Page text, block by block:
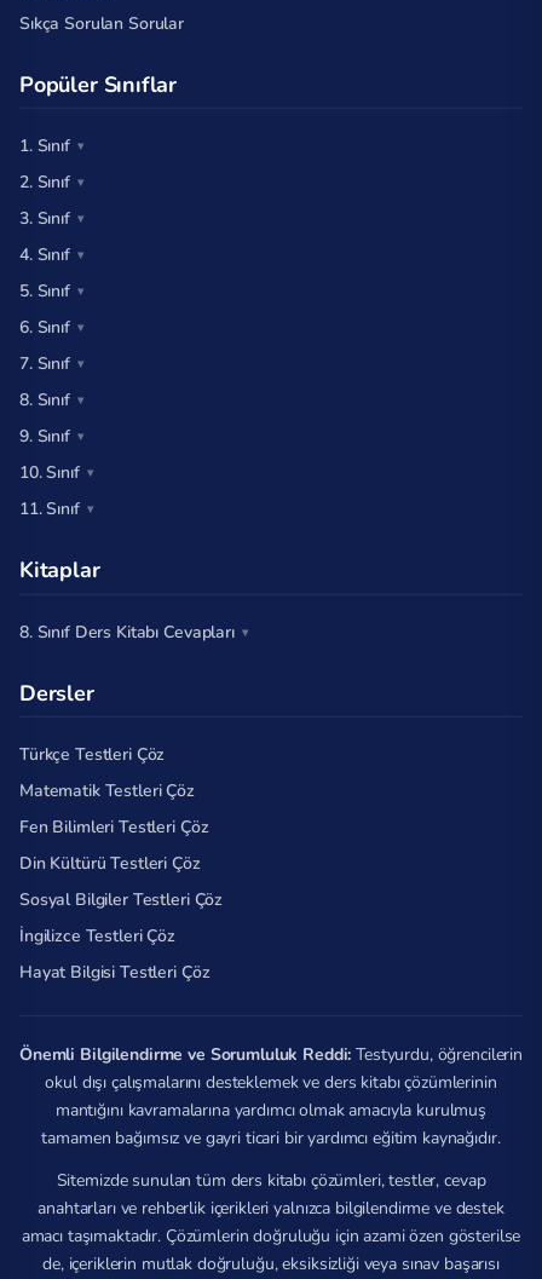
Sıkça Sorulan Sorular
Popüler Sınıflar
1. Sınıf
2. Sınıf
3. Sınıf
4. Sınıf
5. Sınıf
6. Sınıf
7. Sınıf
8. Sınıf
9. Sınıf
10. Sınıf
11. Sınıf
Kitaplar
8. Sınıf Ders Kitabı Cevapları
Dersler
Türkçe Testleri Çöz
Matematik Testleri Çöz
Fen Bilimleri Testleri Çöz
Din Kültürü Testleri Çöz
Sosyal Bilgiler Testleri Çöz
İngilizce Testleri Çöz
Hayat Bilgisi Testleri Çöz
Önemli Bilgilendirme ve Sorumluluk Reddi: Testyurdu, öğrencilerin
okul dışı çalışmalarını desteklemek ve ders kitabı çözümlerinin
mantığını kavramalarına yardımcı olmak amacıyla kurulmuş
tamamen bağımsız ve gayri ticari bir yardımcı eğitim kaynağıdır.
Sitemizde sunulan tüm ders kitabı çözümleri, testler, cevap
anahtarları ve rehberlik içerikleri yalnızca bilgilendirme ve destek
amacı taşımaktadır. Çözümlerin doğruluğu için azami özen gösterilse
de, içeriklerin mutlak doğruluğu, eksiksizliği veya sınav başarısı